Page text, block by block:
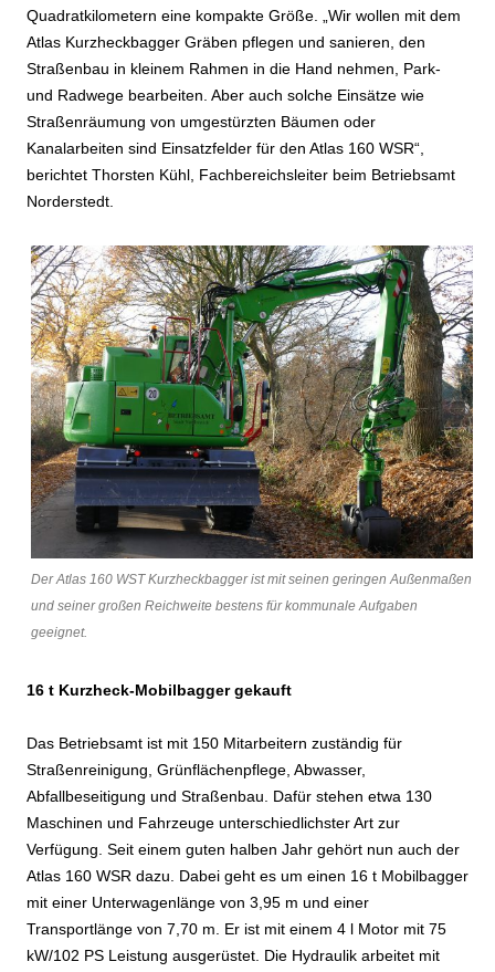
Quadratkilometern eine kompakte Größe. „Wir wollen mit dem
Atlas Kurzheckbagger Gräben pflegen und sanieren, den
Straßenbau in kleinem Rahmen in die Hand nehmen, Park-
und Radwege bearbeiten. Aber auch solche Einsätze wie
Straßenräumung von umgestürzten Bäumen oder
Kanalarbeiten sind Einsatzfelder für den Atlas 160 WSR“,
berichtet Thorsten Kühl, Fachbereichsleiter beim Betriebsamt
Norderstedt.
Der Atlas 160 WST Kurzheckbagger ist mit seinen geringen Außenmaßen
und seiner großen Reichweite bestens für kommunale Aufgaben
geeignet.
16 t Kurzheck-Mobilbagger gekauft
Das Betriebsamt ist mit 150 Mitarbeitern zuständig für
Straßenreinigung, Grünflächenpflege, Abwasser,
Abfallbeseitigung und Straßenbau. Dafür stehen etwa 130
Maschinen und Fahrzeuge unterschiedlichster Art zur
Verfügung. Seit einem guten halben Jahr gehört nun auch der
Atlas 160 WSR dazu. Dabei geht es um einen 16 t Mobilbagger
mit einer Unterwagenlänge von 3,95 m und einer
Transportlänge von 7,70 m. Er ist mit einem 4 l Motor mit 75
kW/102 PS Leistung ausgerüstet. Die Hydraulik arbeitet mit